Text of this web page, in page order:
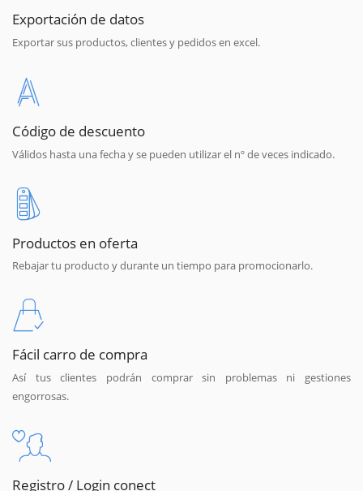
Exportación de datos
Exportar sus productos, clientes y pedidos en excel.
Código de descuento
Válidos hasta una fecha y se pueden utilizar el nº de veces indicado.
Productos en oferta
Rebajar tu producto y durante un tiempo para promocionarlo.
Fácil carro de compra
Así tus clientes podrán comprar sin problemas ni gestiones
engorrosas.
Registro / Login conect